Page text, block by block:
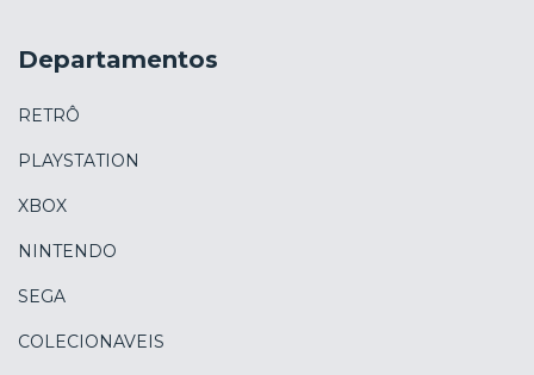
Departamentos
RETRÔ
PLAYSTATION
XBOX
NINTENDO
SEGA
COLECIONAVEIS